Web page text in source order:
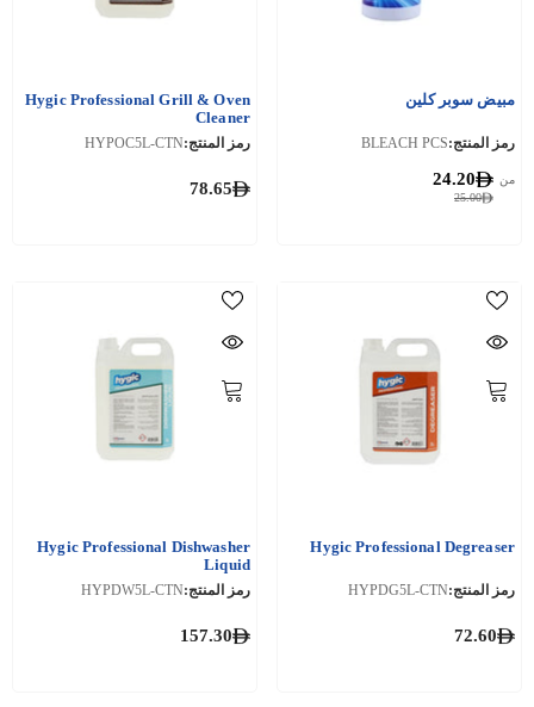
مبيض سوبر كلين
رمز المنتج:BLEACH PCS
25.00
من 24.20
Hygic Professional Grill & Oven
Cleaner
رمز المنتج:HYPOC5L-CTN
78.65
Hygic Professional Degreaser
رمز المنتج:HYPDG5L-CTN
72.60
Hygic Professional Dishwasher
Liquid
رمز المنتج:HYPDW5L-CTN
157.30